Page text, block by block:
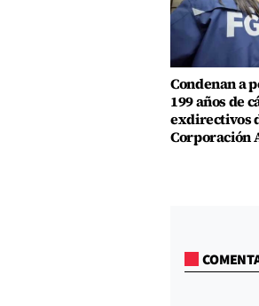
Condenan a
199 años de
exdirectivos
Corporación